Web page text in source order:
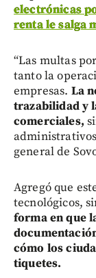
electrónicas
renta le salga
“Las multas
tanto la
empresas. La
trazabilidad y
comerciales,
general de
Agregó que
tecnológicos,
forma en que
cómo los
tiquetes.